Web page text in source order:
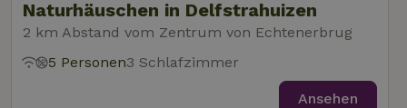
Naturhäuschen in Delfstrahuizen
2 km Abstand vom Zentrum von Echtenerbrug
5 Personen3 Schlafzimmer
Ansehen